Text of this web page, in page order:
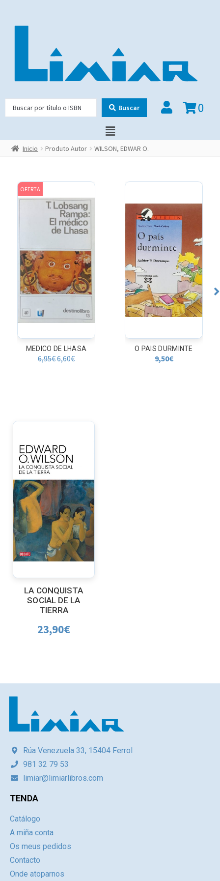
Buscar 0
Inicio Produto Autor WILSON, EDWAR O.
OFERTA
MEDICO DE LHASA
6,95€6,60€
O PAIS DURMINTE
9,50€
LA CONQUISTA
SOCIAL DE LA
TIERRA
23,90€
Rúa Venezuela 33, 15404 Ferrol
981 32 79 53
limiar@limiarlibros.com
TENDA
Catálogo
A miña conta
Os meus pedidos
Contacto
Onde atoparnos